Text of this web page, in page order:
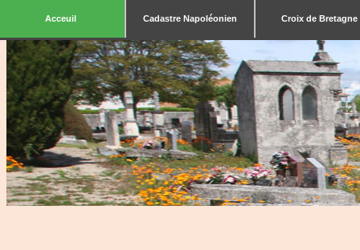
Acceuil Cadastre Napoléonien Croix de Bretagne